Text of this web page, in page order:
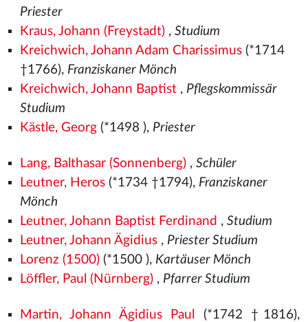
Priester
Kraus, Johann (Freystadt), Studium
Kreichwich, Johann Adam Charissimus(*1714
†1766), Franziskaner Mönch
Kreichwich, Johann Baptist, Pflegskommissär
Studium
Kästle, Georg(*1498 ), Priester
Lang, Balthasar (Sonnenberg), Schüler
Leutner, Heros(*1734 †1794), Franziskaner
Mönch
Leutner, Johann Baptist Ferdinand , Studium
Leutner, Johann Ägidius, Priester Studium
Lorenz (1500)(*1500 ), Kartäuser Mönch
Löffler, Paul (Nürnberg), Pfarrer Studium
Martin, Johann Ägidius Paul
(*1742 †1816),